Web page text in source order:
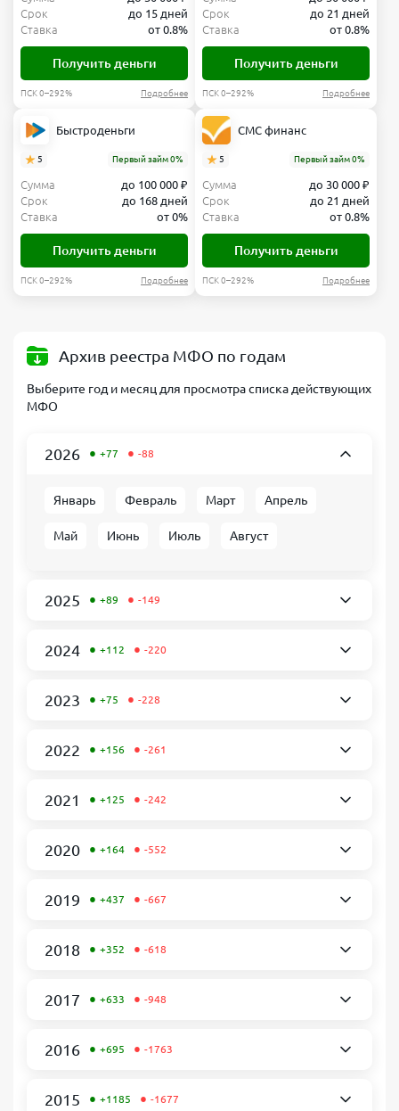
Срок
до 15 дней
Ставка
от 0.8%
Получить деньги
ПСК 0–292% Подробнее
Срок
до 21 дней
Ставка
от 0.8%
Получить деньги
ПСК 0–292% Подробнее
Быстроденьги
5 Первый займ 0%
Сумма
до 100 000 ₽
Срок
до 168 дней
Ставка
от 0%
Получить деньги
ПСК 0–292% Подробнее
СМС финанс
5 Первый займ 0%
Сумма
до 30 000 ₽
Срок
до 21 дней
Ставка
от 0.8%
Получить деньги
ПСК 0–292% Подробнее
Архив реестра МФО по годам
Выберите год и месяц для просмотра списка действующих
МФО
2026 • +77 • -88
Январь Февраль Март Апрель
Май Июнь Июль Август
2025 • +89 • -149
2024 • +112 • -220
2023 • +75 • -228
2022 • +156 • -261
2021 • +125 • -242
2020 • +164 • -552
2019 • +437 • -667
2018 • +352 • -618
2017 • +633 • -948
2016 • +695 • -1763
2015 • +1185 • -1677